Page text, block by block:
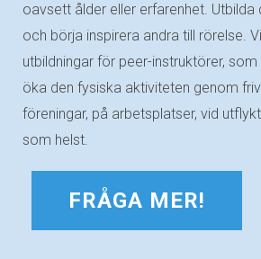
oavsett ålder eller erfarenhet. Utbilda
och börja inspirera andra till rörelse.
utbildningar för peer-instruktörer,
öka den fysiska aktiviteten genom
föreningar, på arbetsplatser, vid
som helst.
FRÅGA MER!